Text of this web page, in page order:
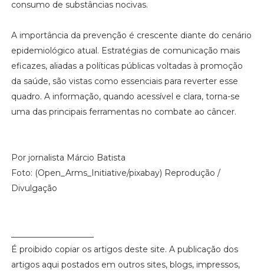
consumo de substâncias nocivas.
A importância da prevenção é crescente diante do cenário
epidemiológico atual. Estratégias de comunicação mais
eficazes, aliadas a políticas públicas voltadas à promoção
da saúde, são vistas como essenciais para reverter esse
quadro. A informação, quando acessível e clara, torna-se
uma das principais ferramentas no combate ao câncer.
Por jornalista Márcio Batista
Foto: (Open_Arms_Initiative/pixabay) Reprodução /
Divulgação
É proibido copiar os artigos deste site. A publicação dos
artigos aqui postados em outros sites, blogs, impressos,